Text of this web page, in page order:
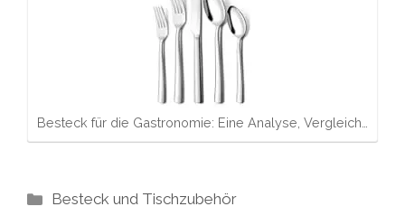
Besteck für die Gastronomie: Eine Analyse, Vergleich…
Kategorien
Besteck und Tischzubehör